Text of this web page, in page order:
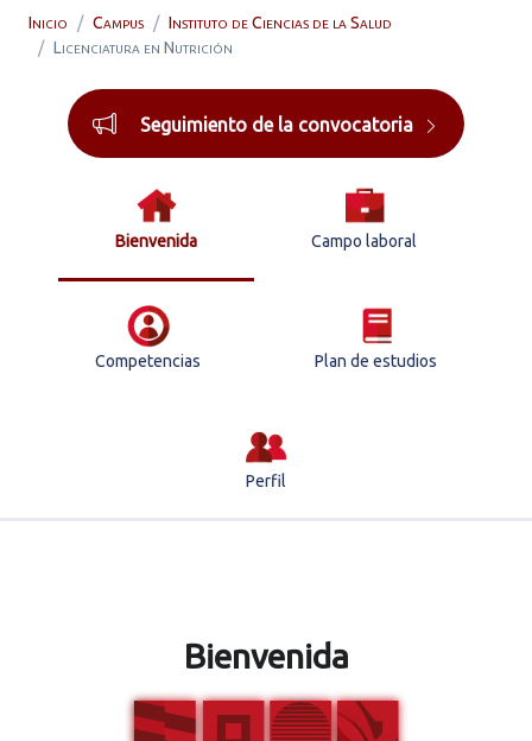
Inicio Campus
Instituto de Ciencias de la Salud
Licenciatura en Nutrición
Seguimiento de la convocatoria
Bienvenida Campo laboral
Competencias Plan de estudios
Perfil
Bienvenida